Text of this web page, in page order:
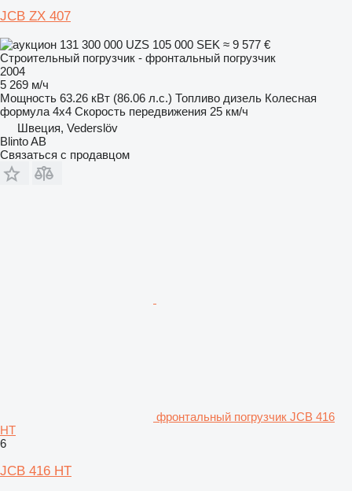
JCB ZX 407
131 300 000 UZS 105 000 SEK ≈ 9 577 €
Строительный погрузчик - фронтальный погрузчик
2004
5 269 м/ч
Мощность 63.26 кВт (86.06 л.с.) Топливо дизель Колесная
формула 4x4 Скорость передвижения 25 км/ч
Швеция, Vederslöv
Blinto AB
Связаться с продавцом
фронтальный погрузчик JCB 416
HT
6
JCB 416 HT